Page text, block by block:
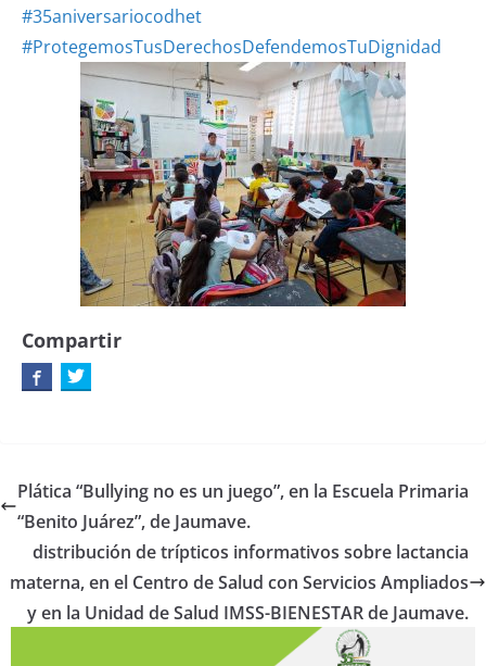
#35aniversariocodhet
#ProtegemosTusDerechosDefendemosTuDignidad
Compartir
Plática “Bullying no es un juego”, en la Escuela Primaria
“Benito Juárez”, de Jaumave.
distribución de trípticos informativos sobre lactancia
materna, en el Centro de Salud con Servicios Ampliados
y en la Unidad de Salud IMSS-BIENESTAR de Jaumave.